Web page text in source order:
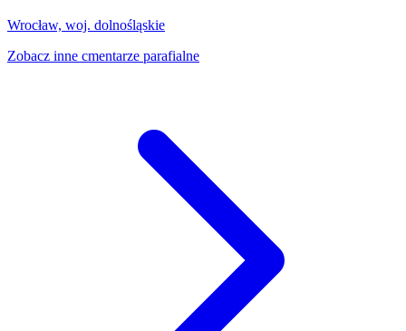
Wrocław, woj. dolnośląskie
Zobacz inne cmentarze parafialne